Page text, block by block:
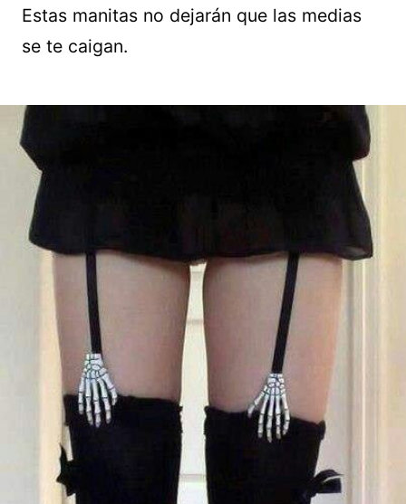
Estas manitas no dejarán que las medias
se te caigan.